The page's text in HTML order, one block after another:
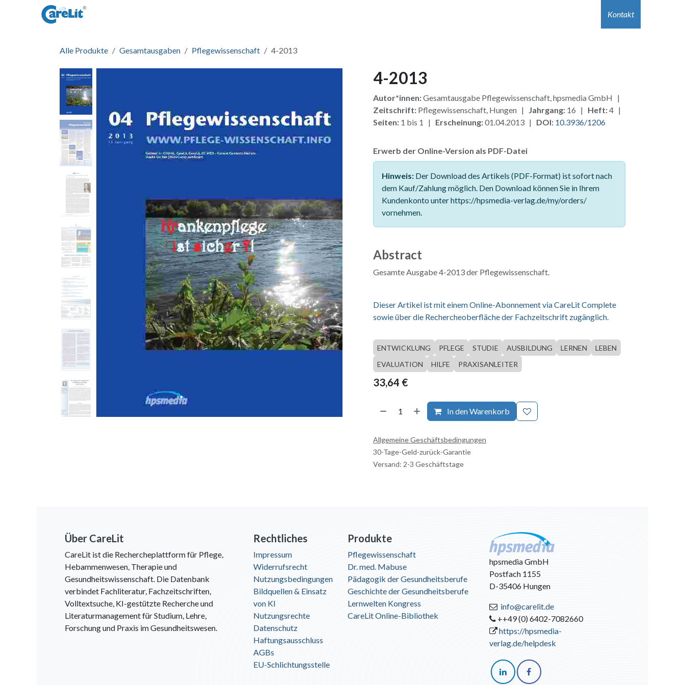
Zum Inhalt springen
Kontakt
Alle Produkte Gesamtausgaben Pflegewissenschaft 4-2013
4-2013
Autor*innen:Gesamtausgabe Pflegewissenschaft, hpsmedia GmbH |
Zeitschrift: Pflegewissenschaft, Hungen | Jahrgang: 16 | Heft:4 |
Seiten: 1 bis 1 | Erscheinung:01.04.2013 | DOI: 10.3936/1206
Erwerb der Online-Version als PDF-Datei
Hinweis: Der Download des Artikels (PDF-Format) ist sofort nach
dem Kauf/Zahlung möglich. Den Download können Sie in Ihrem
Kundenkonto unter https://hpsmedia-verlag.de/my/orders/
vornehmen.
Abstract
Gesamte Ausgabe 4-2013 der Pflegewissenschaft.
Dieser Artikel ist mit einem Online-Abonnement via CareLit Complete
sowie über die Rechercheoberfläche der Fachzeitschrift zugänglich.
ENTWICKLUNG PFLEGE STUDIE AUSBILDUNG LERNEN
LEBEN
EVALUATION
HILFE PRAXISANLEITER
33,64 €
In den Warenkorb
Allgemeine Geschäftsbedingungen
30-Tage-Geld-zurück-Garantie
Versand: 2-3 Geschäftstage
Über CareLit
CareLit ist die Rechercheplattform für Pflege,
Hebammenwesen, Therapie und
Gesundheitswissenschaft. Die Datenbank
verbindet Fachliteratur, Fachzeitschriften,
Volltextsuche, KI-gestützte Recherche und
Literaturmanagement für Studium, Lehre,
Forschung und Praxis im Gesundheitswesen.
Rechtliches
Impressum
Widerrufsrecht
Nutzungsbedingungen
Bildquellen & Einsatz
von KI
Nutzungsrechte
Datenschutz
Haftungsausschluss
AGBs
EU-Schlichtungsstelle
Produkte
Pflegewissenschaft
Dr. med. Mabuse
Pädagogik der Gesundheitsberufe
Geschichte der Gesundheitsberufe
Lernwelten Kongress
CareLit Online-Bibliothek
hpsmedia GmbH
Postfach 1155
D-35406 Hungen
info@carelit.de
++49 (0) 6402-7082660
https://hpsmedia-
verlag.de/helpdesk